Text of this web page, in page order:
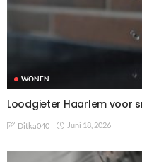
WONEN
Loodgieter Haarlem voor
Ditka040 Juni 18, 2026